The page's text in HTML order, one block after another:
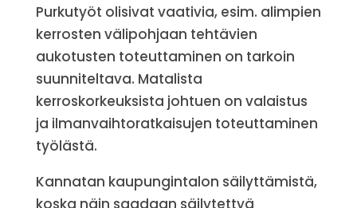
Purkutyöt olisivat vaativia, esim. alimpien
kerrosten välipohjaan tehtävien
aukotusten toteuttaminen on tarkoin
suunniteltava. Matalista
kerroskorkeuksista johtuen on valaistus
ja ilmanvaihtoratkaisujen toteuttaminen
työlästä.
Kannatan kaupungintalon säilyttämistä,
koska näin saadaan säilytettyä